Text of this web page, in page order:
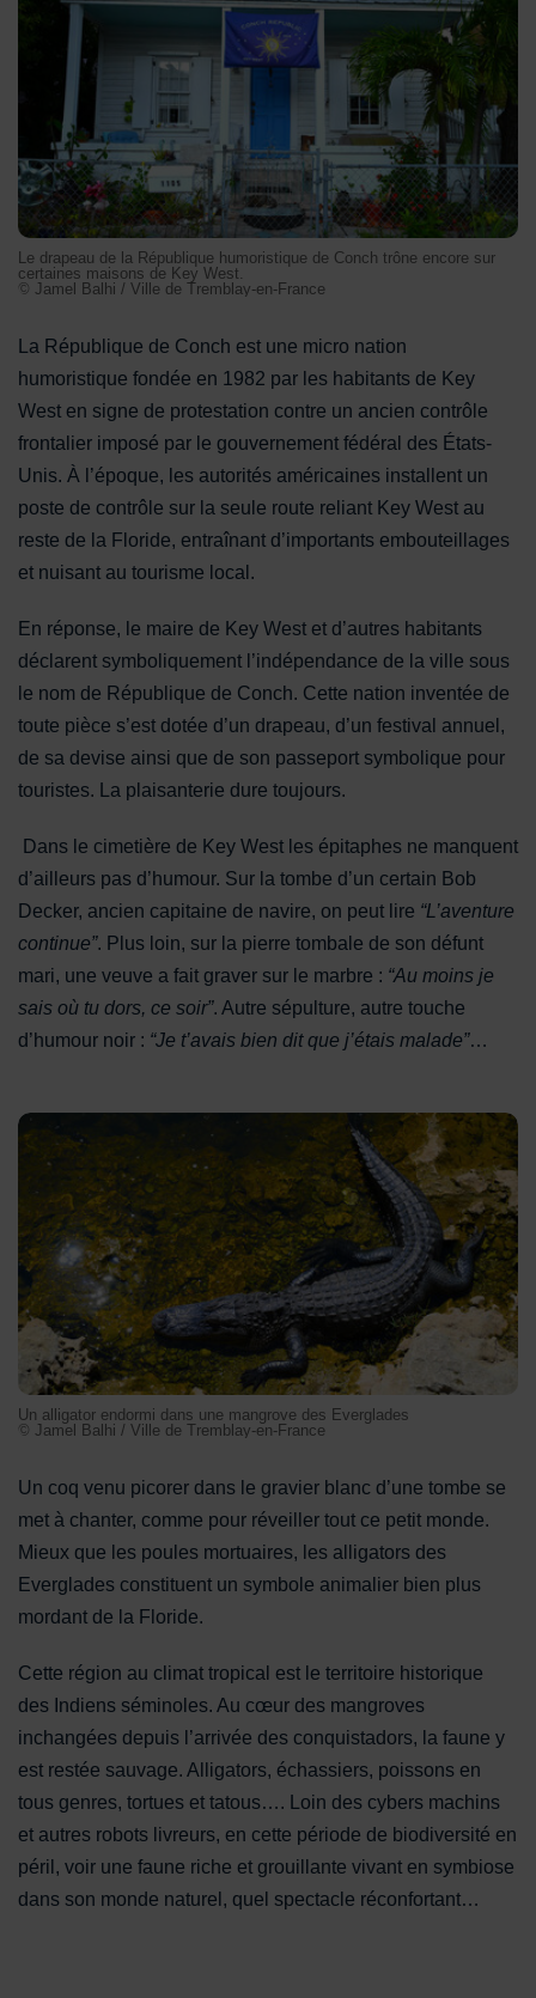
Le drapeau de la République humoristique de Conch trône encore sur
certaines maisons de Key West.
© Jamel Balhi / Ville de Tremblay-en-France
Un alligator endormi dans une mangrove des Everglades
Un alligator endormi dans une mangrove des Everglades
© Jamel Balhi / Ville de Tremblay-en-France
La République de Conch est une micro nation
humoristique fondée en 1982 par les habitants de Key
West en signe de protestation contre un ancien contrôle
frontalier imposé par le gouvernement fédéral des États-
Unis. À l’époque, les autorités américaines installent un
poste de contrôle sur la seule route reliant Key West au
reste de la Floride, entraînant d’importants embouteillages
et nuisant au tourisme local.
En réponse, le maire de Key West et d’autres habitants
déclarent symboliquement l’indépendance de la ville sous
le nom de République de Conch. Cette nation inventée de
toute pièce s’est dotée d’un drapeau, d’un festival annuel,
de sa devise ainsi que de son passeport symbolique pour
touristes. La plaisanterie dure toujours.
Dans le cimetière de Key West les épitaphes ne manquent
d’ailleurs pas d’humour. Sur la tombe d’un certain Bob
Decker, ancien capitaine de navire, on peut lire “L’aventure
continue”. Plus loin, sur la pierre tombale de son défunt
mari, une veuve a fait graver sur le marbre : “Au moins je
sais où tu dors, ce soir”. Autre sépulture, autre touche
d’humour noir : “Je t’avais bien dit que j’étais malade”…
Un coq venu picorer dans le gravier blanc d’une tombe se
met à chanter, comme pour réveiller tout ce petit monde.
Mieux que les poules mortuaires, les alligators des
Everglades constituent un symbole animalier bien plus
mordant de la Floride.
Cette région au climat tropical est le territoire historique
des Indiens séminoles. Au cœur des mangroves
inchangées depuis l’arrivée des conquistadors, la faune y
est restée sauvage. Alligators, échassiers, poissons en
tous genres, tortues et tatous…. Loin des cybers machins
et autres robots livreurs, en cette période de biodiversité en
péril, voir une faune riche et grouillante vivant en symbiose
dans son monde naturel, quel spectacle réconfortant…